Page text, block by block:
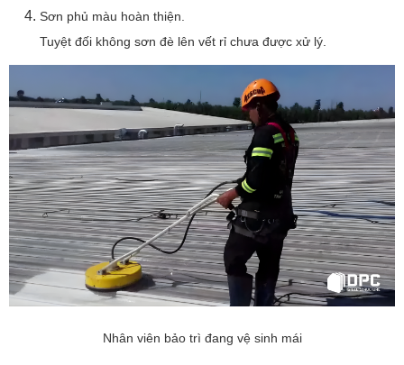
Sơn phủ màu hoàn thiện.
Tuyệt đối không sơn đè lên vết rỉ chưa được xử lý.
Nhân viên bảo trì đang vệ sinh mái